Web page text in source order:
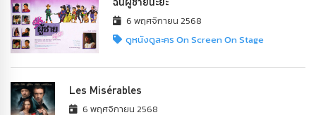
6 พฤศจิกายน 2568
ดูหนังดูละคร On Screen On Stage
Les Misérables
6 พฤศจิกายน 2568